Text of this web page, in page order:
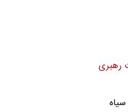
رهبری
سیاه